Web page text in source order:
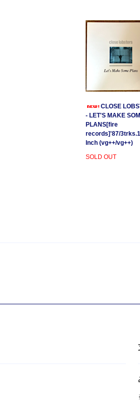
CLOSE
- LET'S MAKE
PLANS[fire
records]'87/
Inch (vg++/vg++)
SOLD OUT